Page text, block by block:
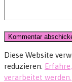
Diese Website
reduzieren.
verarbeitet werden.